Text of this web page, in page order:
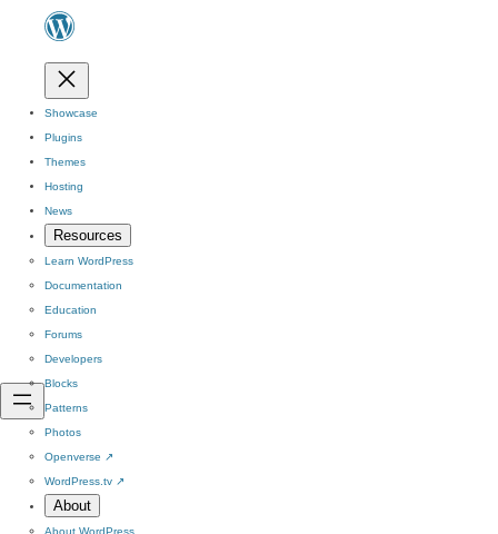
Showcase
Plugins
Themes
Hosting
News
Resources
Learn WordPress
Documentation
Education
Forums
Developers
Blocks
Patterns
Photos
Openverse ↗
WordPress.tv ↗
About
About WordPress